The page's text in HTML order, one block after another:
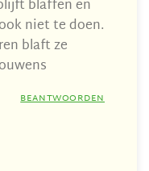
blaffen en
niet te doen.
blaft ze
BEANTWOORDEN